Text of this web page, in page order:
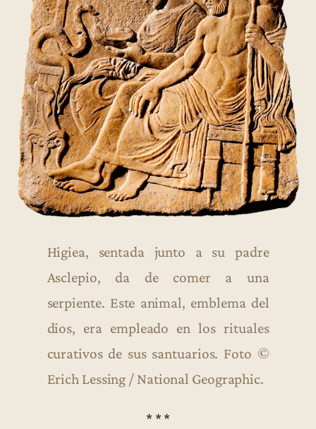
Higiea, sentada junto a su padre
Asclepio, da de comer a una
serpiente. Este animal, emblema del
dios, era empleado en los rituales
curativos de sus santuarios. Foto ©
Erich Lessing / National Geographic.
* * *